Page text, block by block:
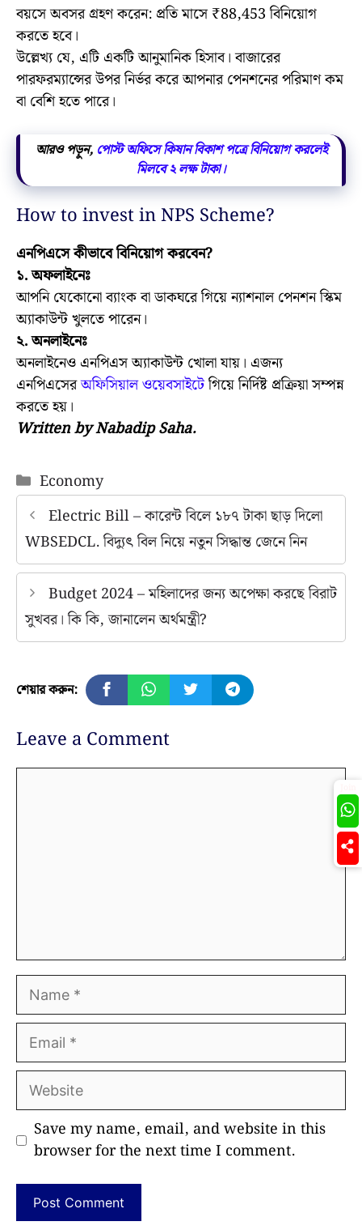
বয়সে অবসর গ্রহণ করেন: প্রতি মাসে ₹88,453 বিনিয়োগ
করতে হবে।
উল্লেখ্য যে, এটি একটি আনুমানিক হিসাব। বাজারের
পারফরম্যান্সের উপর নির্ভর করে আপনার পেনশনের পরিমাণ কম
বা বেশি হতে পারে।
আরও পড়ুন, পোস্ট অফিসে কিষান বিকাশ পত্রে বিনিয়োগ করলেই
মিলবে ২ লক্ষ টাকা।
How to invest in NPS Scheme?
এনপিএসে কীভাবে বিনিয়োগ করবেন?
১. অফলাইনেঃ
আপনি যেকোনো ব্যাংক বা ডাকঘরে গিয়ে ন্যাশনাল পেনশন স্কিম
অ্যাকাউন্ট খুলতে পারেন।
২. অনলাইনেঃ
অনলাইনেও এনপিএস অ্যাকাউন্ট খোলা যায়। এজন্য
এনপিএসেরঅফিসিয়াল ওয়েবসাইটেগিয়ে নির্দিষ্ট প্রক্রিয়া সম্পন্ন
করতে হয়।
Written by Nabadip Saha.
Categories
Economy
Electric Bill – কারেন্ট বিলে ১৮৭ টাকা ছাড় দিলো
WBSEDCL. বিদ্যুৎ বিল নিয়ে নতুন সিদ্ধান্ত জেনে নিন
Budget 2024 – মহিলাদের জন্য অপেক্ষা করছে বিরাট
সুখবর। কি কি, জানালেন অর্থমন্ত্রী?
শেয়ার করুন:
Leave a Comment
Name
Email
Website
Save my name, email, and website in this
browser for the next time I comment.